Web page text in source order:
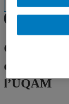
Coup
d’automne
l’UQAM